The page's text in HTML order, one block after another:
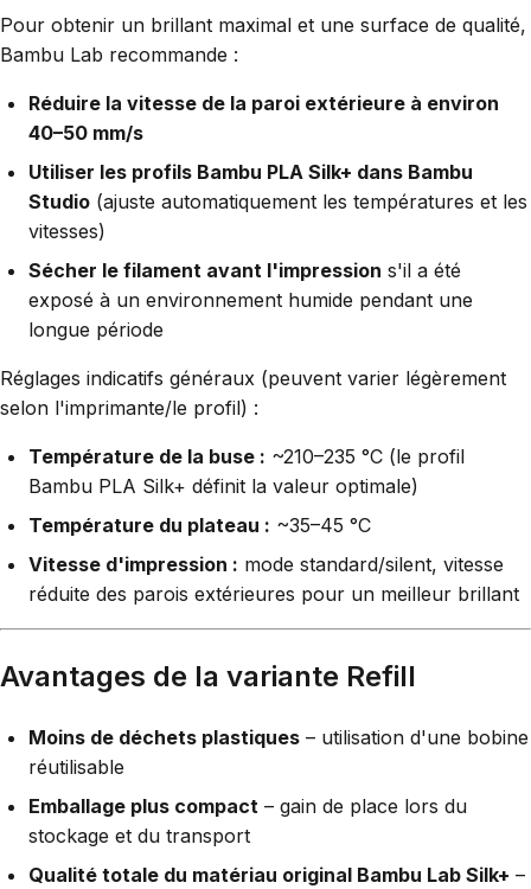
Pour obtenir un brillant maximal et une surface de qualité,
Bambu Lab recommande :
Réduire la vitesse de la paroi extérieure à environ
40–50 mm/s
Utiliser les profils Bambu PLA Silk+ dans Bambu
Studio (ajuste automatiquement les températures et les
vitesses)
Sécher le filament avant l'impression s'il a été
exposé à un environnement humide pendant une
longue période
Réglages indicatifs généraux (peuvent varier légèrement
selon l'imprimante/le profil) :
Température de la buse : ~210–235 °C (le profil
Bambu PLA Silk+ définit la valeur optimale)
Température du plateau : ~35–45 °C
Vitesse d'impression : mode standard/silent, vitesse
réduite des parois extérieures pour un meilleur brillant
Avantages de la variante Refill
Moins de déchets plastiques – utilisation d'une bobine
réutilisable
Emballage plus compact – gain de place lors du
stockage et du transport
Qualité totale du matériau original Bambu Lab Silk+ –